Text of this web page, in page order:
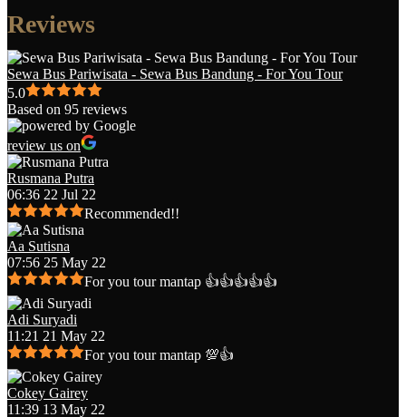
Reviews
Sewa Bus Pariwisata - Sewa Bus Bandung - For You Tour
5.0
Based on 95 reviews
review us on
Rusmana Putra
06:36 22 Jul 22
Recommended!!
Aa Sutisna
07:56 25 May 22
For you tour mantap 👍👍👍👍👍
Adi Suryadi
11:21 21 May 22
For you tour mantap 💯👍
Cokey Gairey
11:39 13 May 22